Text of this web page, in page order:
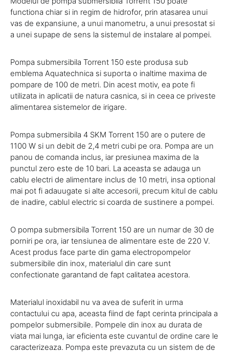
functiona chiar si in regim de hidrofor, prin atasarea unui
vas de expansiune, a unui manometru, a unui presostat si
a unei supape de sens la sistemul de instalare al pompei.
Pompa submersibila Torrent 150 este produsa sub
emblema Aquatechnica si suporta o inaltime maxima de
pompare de 100 de metri. Din acest motiv, ea pote fi
utilizata in aplicatii de natura casnica, si in ceea ce priveste
alimentarea sistemelor de irigare.
Pompa submersibila 4 SKM Torrent 150 are o putere de
1100 W si un debit de 2,4 metri cubi pe ora. Pompa are un
panou de comanda inclus, iar presiunea maxima de la
punctul zero este de 10 bari. La aceasta se adauga un
cablu electri de alimentare inclus de 10 metri, insa optional
mai pot fi adauugate si alte accesorii, precum kitul de cablu
de inadire, cablul electric si coarda de sustinere a pompei.
O pompa submersibila Torrent 150 are un numar de 30 de
porniri pe ora, iar tensiunea de alimentare este de 220 V.
Acest produs face parte din gama electropompelor
submersibile din inox, materialul din care sunt
confectionate garantand de fapt calitatea acestora.
Materialul inoxidabil nu va avea de suferit in urma
contactului cu apa, aceasta fiind de fapt cerinta principala a
pompelor submersibile. Pompele din inox au durata de
viata mai lunga, iar eficienta este cuvantul de ordine care le
caracterizeaza. Pompa este prevazuta cu un sistem de de